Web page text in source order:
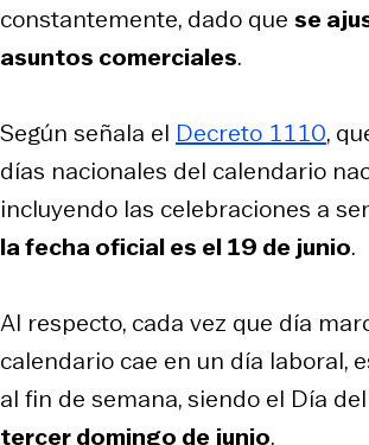
constantemente, dado que se
asuntos comerciales.
Según señala el Decreto 1110,
días nacionales del calendario
incluyendo las celebraciones a
la fecha oficial es el 19 de junio.
Al respecto, cada vez que día
calendario cae en un día laboral,
al fin de semana, siendo el Día
tercer domingo de junio.